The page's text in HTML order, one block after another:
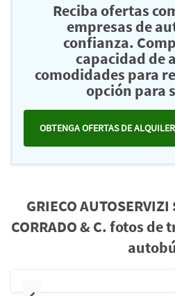
Reciba ofertas
empresas de
confianza.
capacidad de
comodidades para
opción para
OBTENGA OFERTAS DE
GRIECO
CORRADO & C. fotos